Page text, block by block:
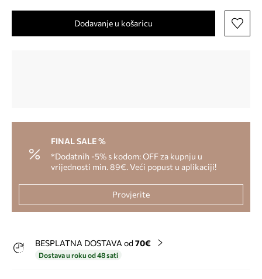
Dodavanje u košaricu
FINAL SALE %
*Dodatnih -5% s kodom: OFF za kupnju u
vrijednosti min. 89€. Veći popust u aplikaciji!
Provjerite
BESPLATNA DOSTAVA od 70€
Dostava u roku od 48 sati